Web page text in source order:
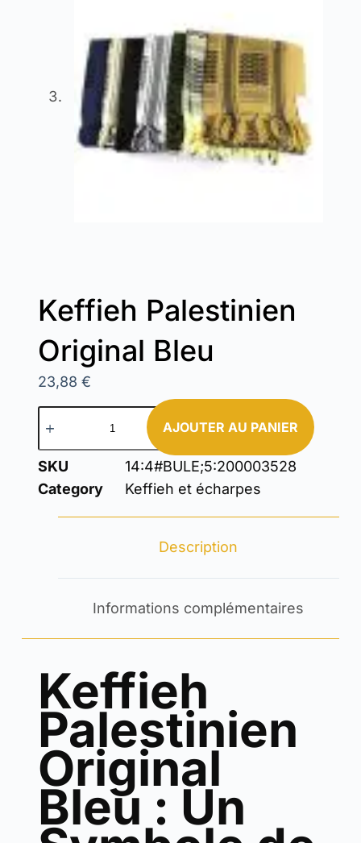
Keffieh Palestinien
Original Bleu
23,88 €
AJOUTER AU PANIER
SKU
14:4#BULE;5:200003528
Category
Keffieh et écharpes
Description
Informations complémentaires
Keffieh
Palestinien
Original
Bleu : Un